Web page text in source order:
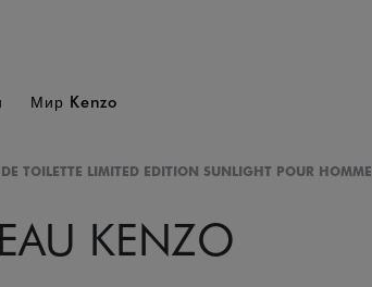
Мир Kenzo
TOILETTE LIMITED EDITION SUNLIGHT POUR HOMME
KENZO